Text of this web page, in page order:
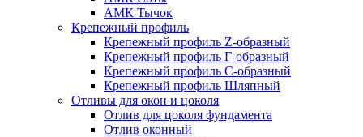
АМК Тычок
Крепежный профиль
Крепежный профиль Z-образный
Крепежный профиль Г-образный
Крепежный профиль С-образный
Крепежный профиль Шляпный
Отливы для окон и цоколя
Отлив для цоколя фундамента
Отлив оконный